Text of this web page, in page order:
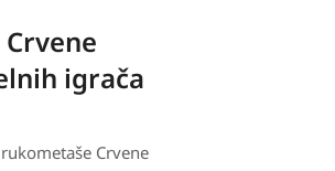
igrača
Crvene